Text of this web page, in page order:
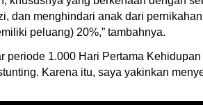
dan menghindari anak dari
peluang) 20%,” tambahnya.
periode 1.000 Hari Pertama
Karena itu, saya yakinkan